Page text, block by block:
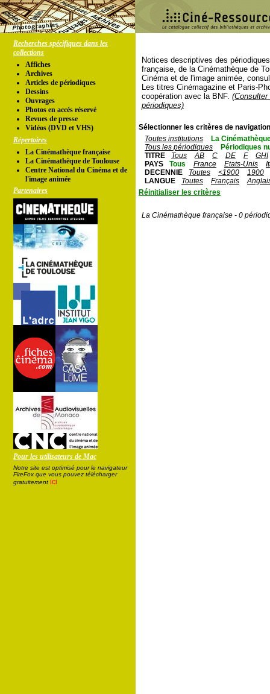
Recherches spécifiques dans les
collections
Affiches
Archives
Articles de périodiques
Dessins
Ouvrages
Photos en accés réservé
Revues de presse
Vidéos (DVD et VHS)
Répertoires
La Cinémathèque française
La Cinémathèque de Toulouse
Centre National du Cinéma et de
l'image animée
Partenaires
Pour les utilisateurs de Mac
Notre site est optimisé pour le navigateur
FireFox que vous pouvez télécharger
gratuitement ici
Notices descriptives des
française, de la Cinémathèque de
Cinéma et de l'image animée,
Les titres Cinémagazine et Paris-
coopération avec la BNF.
périodiques)
Sélectionner les critères de
Toutes institutions
La
Tous les périodiques
Périodiques
TITRE
Tous AB C DE F
GHI
PAYS
Tous France Etats-Unis
DECENNIE
Toutes <1900
1900
LANGUE
Toutes Français
Réinitialiser les critères
La Cinémathèque française - 0